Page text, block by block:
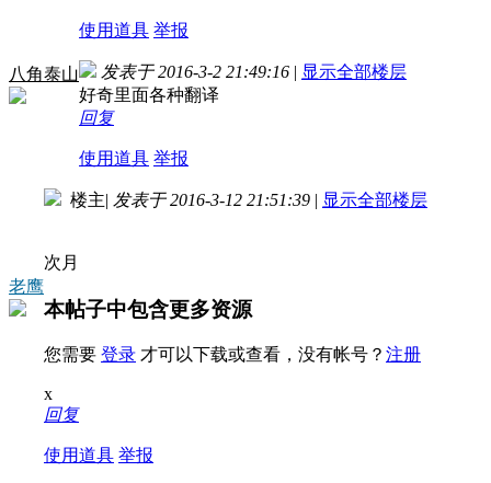
使用道具 举报
八角泰山 发表于 2016-3-2 21:49:16 | 显示全部楼层
好奇里面各种翻译
回复
使用道具 举报
老鹰
楼主| 发表于 2016-3-12 21:51:39 | 显示全部楼层
次月
本帖子中包含更多资源
您需要 登录 才可以下载或查看，没有帐号？ 注册
x
回复
使用道具 举报